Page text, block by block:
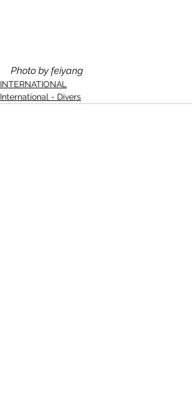
Photo by feiyang
INTERNATIONAL
International - Divers